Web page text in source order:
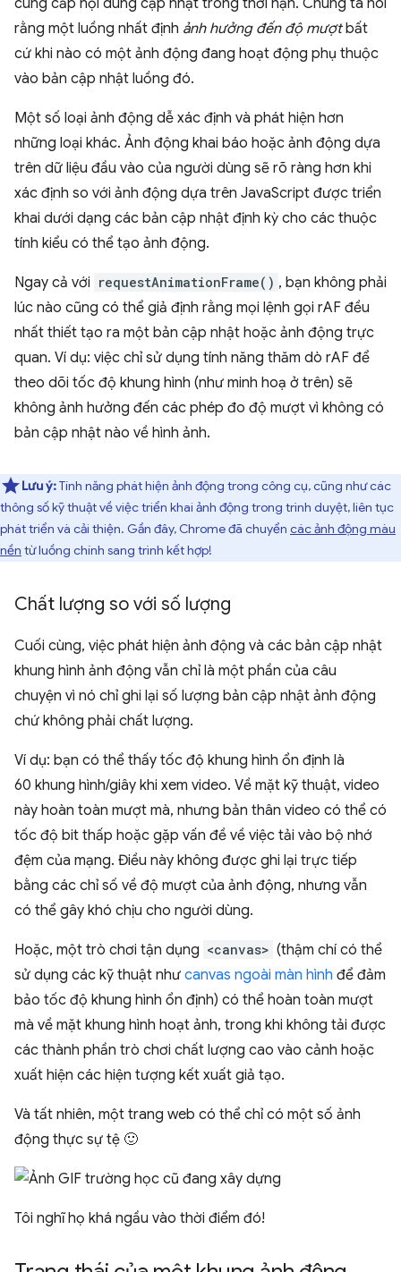
cung cấp nội dung cập nhật trong thời hạn. Chúng ta nói
rằng một luồng nhất định ảnh hưởng đến độ mượtbất
cứ khi nào có một ảnh động đang hoạt động phụ thuộc
vào bản cập nhật luồng đó.
Một số loại ảnh động dễ xác định và phát hiện hơn
những loại khác. Ảnh động khai báo hoặc ảnh động dựa
trên dữ liệu đầu vào của người dùng sẽ rõ ràng hơn khi
xác định so với ảnh động dựa trên JavaScript được triển
khai dưới dạng các bản cập nhật định kỳ cho các thuộc
tính kiểu có thể tạo ảnh động.
Ngay cả với requestAnimationFrame() , bạn không phải
lúc nào cũng có thể giả định rằng mọi lệnh gọi rAF đều
nhất thiết tạo ra một bản cập nhật hoặc ảnh động trực
quan. Ví dụ: việc chỉ sử dụng tính năng thăm dò rAF để
theo dõi tốc độ khung hình (như minh hoạ ở trên) sẽ
không ảnh hưởng đến các phép đo độ mượt vì không có
bản cập nhật nào về hình ảnh.
Lưu ý:Tính năng phát hiện ảnh động trong công cụ, cũng như các
thông số kỹ thuật về việc triển khai ảnh động trong trình duyệt, liên tục
phát triển và cải thiện. Gần đây, Chrome đã chuyển các ảnh động màu
nền từ luồng chính sang trình kết hợp!
Chất lượng so với số lượng
Cuối cùng, việc phát hiện ảnh động và các bản cập nhật
khung hình ảnh động vẫn chỉ là một phần của câu
chuyện vì nó chỉ ghi lại số lượng bản cập nhật ảnh động
chứ không phải chất lượng.
Ví dụ: bạn có thể thấy tốc độ khung hình ổn định là
60 khung hình/giây khi xem video. Về mặt kỹ thuật, video
này hoàn toàn mượt mà, nhưng bản thân video có thể có
tốc độ bit thấp hoặc gặp vấn đề về việc tải vào bộ nhớ
đệm của mạng. Điều này không được ghi lại trực tiếp
bằng các chỉ số về độ mượt của ảnh động, nhưng vẫn
có thể gây khó chịu cho người dùng.
Hoặc, một trò chơi tận dụng <canvas> (thậm chí có thể
sử dụng các kỹ thuật như canvas ngoài màn hình để đảm
bảo tốc độ khung hình ổn định) có thể hoàn toàn mượt
mà về mặt khung hình hoạt ảnh, trong khi không tải được
các thành phần trò chơi chất lượng cao vào cảnh hoặc
xuất hiện các hiện tượng kết xuất giả tạo.
Và tất nhiên, một trang web có thể chỉ có một số ảnh
động thực sự tệ 🙂
Tôi nghĩ họ khá ngầu vào thời điểm đó!